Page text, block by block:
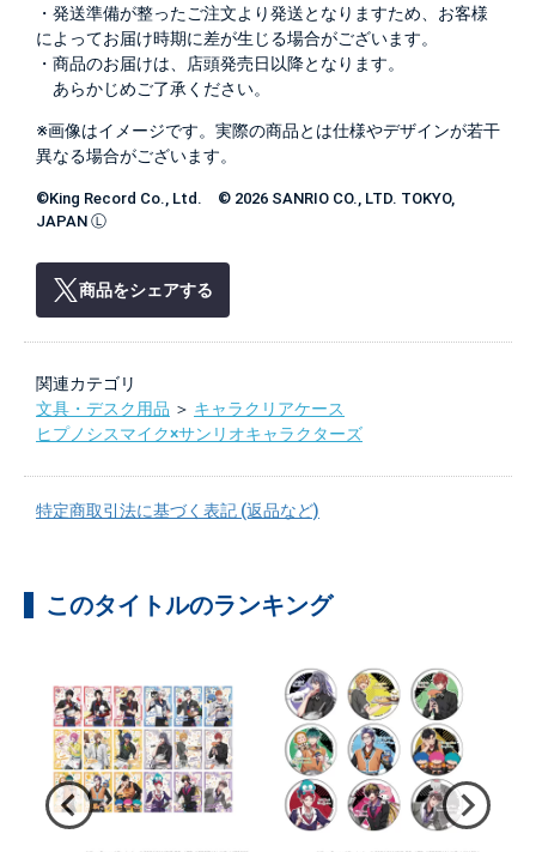
・発送準備が整ったご注文より発送となりますため、お客様
によってお届け時期に差が生じる場合がございます。
・商品のお届けは、店頭発売日以降となります。
あらかじめご了承ください。
※画像はイメージです。実際の商品とは仕様やデザインが若干
異なる場合がございます。
©King Record Co., Ltd. © 2026 SANRIO CO., LTD. TOKYO,
JAPAN Ⓛ
商品をシェアする
関連カテゴリ
文具・デスク用品 ＞ キャラクリアケース
ヒプノシスマイク×サンリオキャラクターズ
特定商取引法に基づく表記 (返品など)
このタイトルのランキング